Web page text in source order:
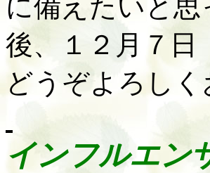
に備えたいと
後、１２月７日
どうぞよろし
インフルエン